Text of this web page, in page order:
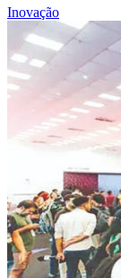
Inovação